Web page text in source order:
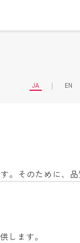
JA EN
そのために
します。